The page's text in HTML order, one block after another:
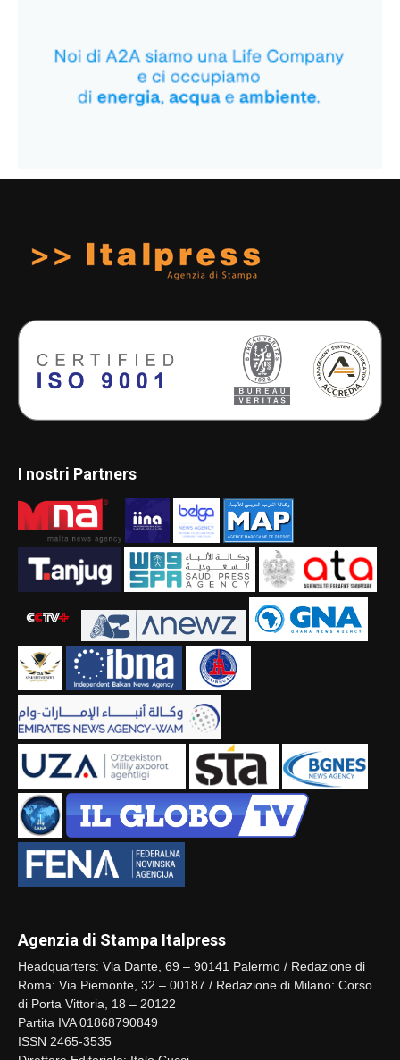
I nostri Partners
Agenzia di Stampa Italpress
Headquarters: Via Dante, 69 – 90141 Palermo / Redazione di
Roma: Via Piemonte, 32 – 00187 / Redazione di Milano: Corso
di Porta Vittoria, 18 – 20122
Partita IVA 01868790849
ISSN 2465-3535